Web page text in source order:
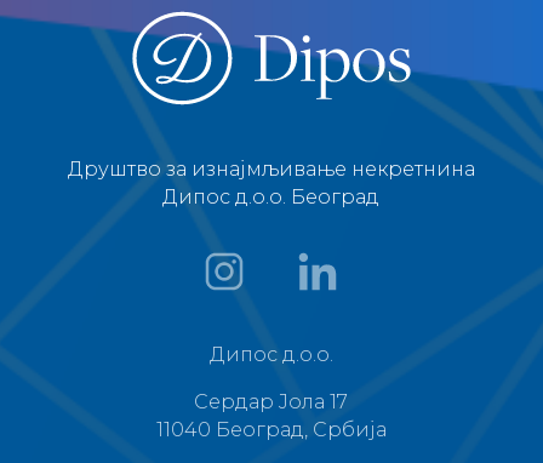
Друштво за изнајмљивање некретнина
Дипос д.о.о. Београд
Дипос д.о.о.
Сердар Јола 17
11040 Београд, Србија